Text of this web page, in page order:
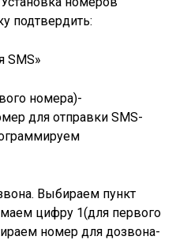
подтвердить:
SMS»
номера)-
для отправки SMS-
Выбираем пункт
цифру 1(для первого
номер для дозвона-